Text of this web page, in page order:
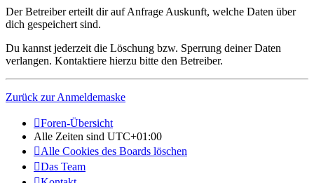
Der Betreiber erteilt dir auf Anfrage Auskunft, welche Daten über
dich gespeichert sind.
Du kannst jederzeit die Löschung bzw. Sperrung deiner Daten
verlangen. Kontaktiere hierzu bitte den Betreiber.
Zurück zur Anmeldemaske
Foren-Übersicht
Alle Zeiten sind UTC+01:00
Alle Cookies des Boards löschen
Das Team